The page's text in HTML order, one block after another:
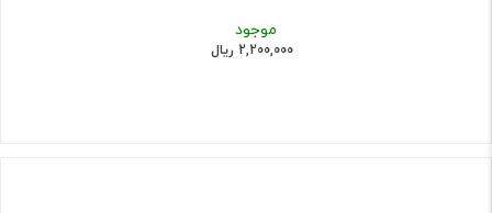
موجود
2,200,000 ریال